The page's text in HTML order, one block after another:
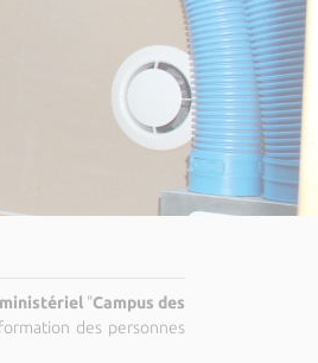
"Campus des
des personnes